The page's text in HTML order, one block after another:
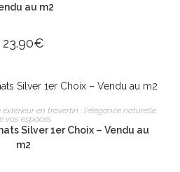
au m2
23.90€
AU PANIER
extérieur en travertin : l'élégance naturelle
vos espaces
Silver 1er Choix – Vendu au
m2